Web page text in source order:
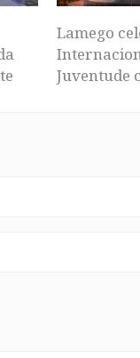
Lamego
Juventude